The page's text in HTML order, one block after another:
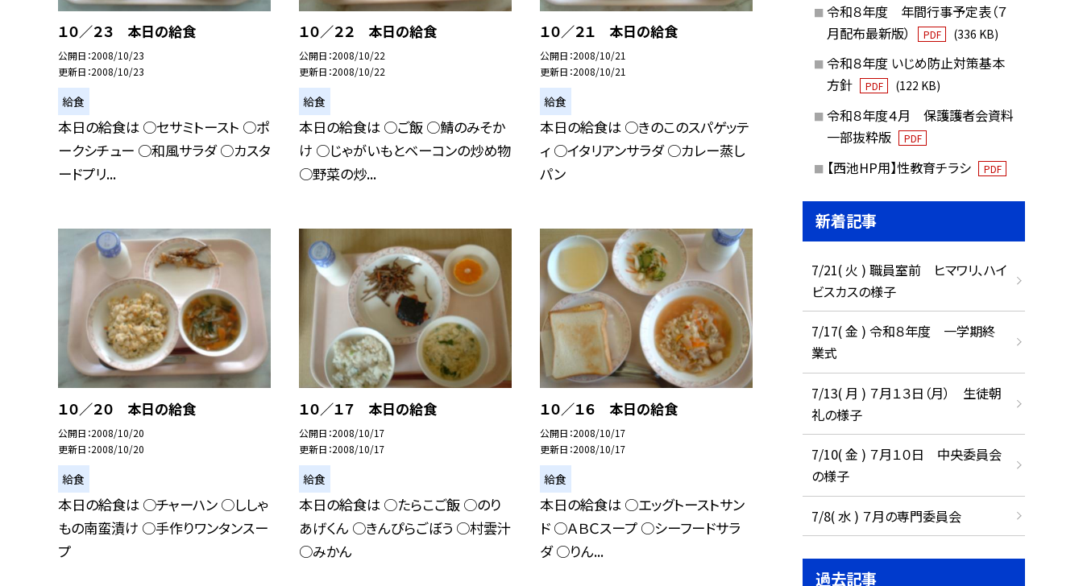
１０／２３ 本日の給食
公開日 2008/10/23
更新日 2008/10/23
給食
本日の給食は ○セサミトースト ○ポ
ークシチュー ○和風サラダ ○カスタ
ードプリ...
１０／２２ 本日の給食
公開日 2008/10/22
更新日 2008/10/22
給食
本日の給食は ○ご飯 ○鯖のみそか
け ○じゃがいもとベーコンの炒め物
○野菜の炒...
１０／２１ 本日の給食
公開日 2008/10/21
更新日 2008/10/21
給食
本日の給食は ○きのこのスパゲッテ
ィ ○イタリアンサラダ ○カレー蒸し
パン
１０／２０ 本日の給食
公開日 2008/10/20
更新日 2008/10/20
給食
本日の給食は ○チャーハン ○ししゃ
もの南蛮漬け ○手作りワンタンスー
プ
１０／１７ 本日の給食
公開日 2008/10/17
更新日 2008/10/17
給食
本日の給食は ○たらこご飯 ○のり
あげくん ○きんぴらごぼう ○村雲汁
○みかん
１０／１６ 本日の給食
公開日 2008/10/17
更新日 2008/10/17
給食
本日の給食は ○エッグトーストサン
ド ○ＡＢＣスープ ○シーフードサラ
ダ ○りん...
令和８年度 年間行事予定表（７
月配布最新版）
PDF (336 KB)
令和８年度 いじめ防止対策基本
方針
PDF (122 KB)
令和８年度４月 保護護者会資料
一部抜粋版
PDF
【西池HP用】性教育チラシ PDF
新着記事
7/21( 火 ) 職員室前 ヒマワリ、ハイ
ビスカスの様子
7/17( 金 ) 令和８年度 一学期終
業式
7/13( 月 ) ７月１３日（月） 生徒朝
礼の様子
7/10( 金 ) ７月１０日 中央委員会
の様子
7/8( 水 ) ７月の専門委員会
過去記事